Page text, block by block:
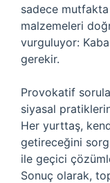
sadece
malzemeleri
vurguluyor:
gerekir.
Provokatif
siyasal
Her yurttaş,
getireceğini
ile geçici
Sonuç olarak,